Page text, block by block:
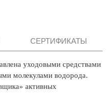
СЕРТИФИКАТЫ
уходовыми средствами
молекулами водорода.
активных